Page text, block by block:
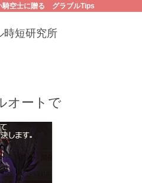
騎空士に贈る グラブルTips
時短研究所
オートで